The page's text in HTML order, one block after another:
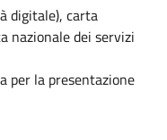
digitale), carta
nazionale dei servizi
per la presentazione